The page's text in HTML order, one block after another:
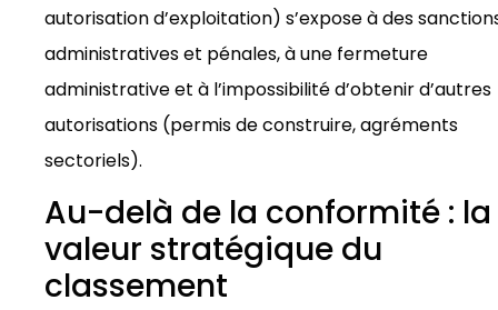
autorisation d’exploitation) s’expose à des
administratives et pénales, à une fermeture
administrative et à l’impossibilité d’obtenir d’autres
autorisations (permis de construire, agréments
sectoriels).
Au-delà de la conformité : la
valeur stratégique du
classement